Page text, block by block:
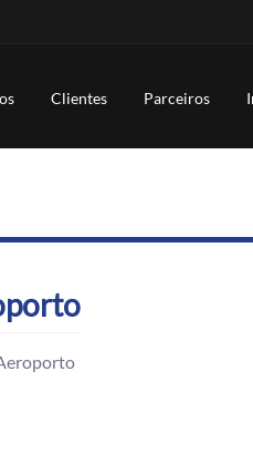
Clientes Parceiros